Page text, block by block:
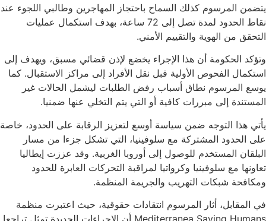
يتضمن المرسوم كذلك السماح باحتجاز المهاجرين وطالبي اللجوء عند
نقاط الحدود لمدة تصل إلى 72 ساعة، بهدف استكمال عمليات
التحقق من الهوية والتقييم الأمني.
وتؤكد الحكومة أن هذا الإجراء يخضع لإذن قضائي مسبق، ويهدف إلى
استكمال الفحوص الأولية قبل نقل الأفراد إلى مراكز الاستقبال. كما
يوسع المرسوم نطاق أسباب رفض الطلبات ليشمل الحالات غير
المستندة إلى مبررات كافية أو التي يتم التخلي عنها ضمنيا.
يأتي هذا التوجه ضمن سياسة أوسع لتعزيز الرقابة على الحدود، خاصة
على الحدود المشتركة مع سلوفينيا، التي تشكل جزءا من مسار
البلقان المستخدم للوصول إلى أوروبا الغربية. وقد عززت إيطاليا
تعاونها مع سلوفينيا وكرواتيا لمراقبة التحركات العابرة للحدود
ومكافحة شبكات التهريب والجريمة المنظمة.
في المقابل، أثار المرسوم انتقادات حقوقية، حيث اعتبرت منظمة